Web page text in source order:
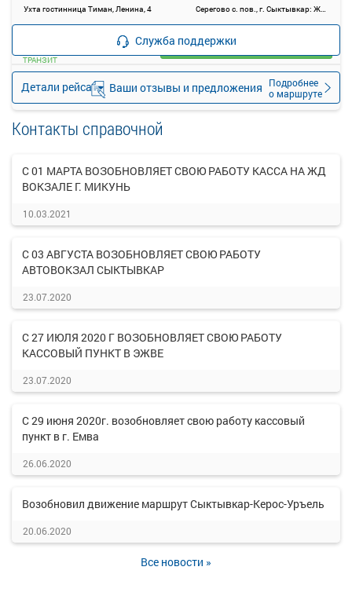
Ухта гостинница Тиман, Ленина, 4 Серегово с. пов., г. Сыктывкар: Ж/Д вокзал
Детали рейса
Подробнее
о маршруте
—
ТРАНЗИТ
Загрузить цену
Служба поддержки
Ваши отзывы и предложения
Контакты справочной
С 01 МАРТА ВОЗОБНОВЛЯЕТ СВОЮ РАБОТУ КАССА НА ЖД
ВОКЗАЛЕ Г. МИКУНЬ
10.03.2021
С 03 АВГУСТА ВОЗОБНОВЛЯЕТ СВОЮ РАБОТУ
АВТОВОКЗАЛ СЫКТЫВКАР
23.07.2020
С 27 ИЮЛЯ 2020 Г ВОЗОБНОВЛЯЕТ СВОЮ РАБОТУ
КАССОВЫЙ ПУНКТ В ЭЖВЕ
23.07.2020
С 29 июня 2020г. возобновляет свою работу кассовый
пункт в г. Емва
26.06.2020
Возобновил движение маршрут Сыктывкар-Керос-Уръель
20.06.2020
Все новости »